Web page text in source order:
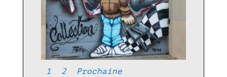
1 2 Prochaine